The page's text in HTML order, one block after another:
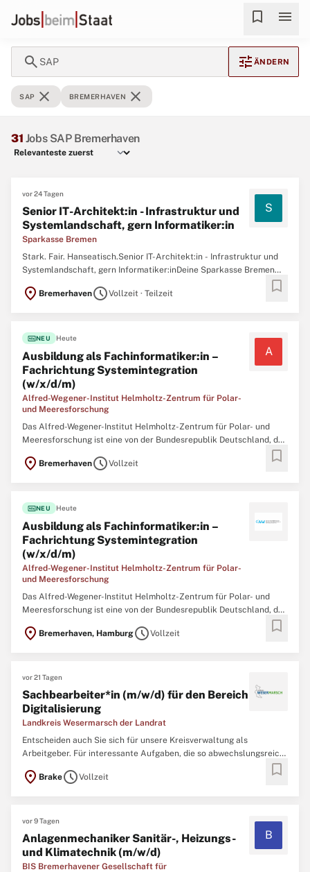
bookmark menu
search SAP tune ÄNDERN
SAP close BREMERHAVEN close
31 Jobs SAP Bremerhaven
vor 24 Tagen
Senior IT-Architekt:in - Infrastruktur und
Systemlandschaft, gern Informatiker:in
Sparkasse Bremen
S
Stark. Fair. Hanseatisch.Senior IT-Architekt:in - Infrastruktur und
Systemlandschaft, gern Informatiker:inDeine Sparkasse Bremen
AGMit einer Bilanzsumme von rund 15,1 Milliarden Euro und 1.289
Mitarbeitenden ist die Sparkasse Bremen eine starke Partnerin der
location_on BremerhavenscheduleVollzeit · Teilzeit bookmark
fiber_newNEU Heute
Ausbildung als Fachinformatiker:in –
Fachrichtung Systemintegration
(w/x/d/m)
Alfred-Wegener-Institut Helmholtz-Zentrum für Polar-
und Meeresforschung
A
Das Alfred-Wegener-Institut Helmholtz-Zentrum für Polar- und
Meeresforschung ist eine von der Bundesrepublik Deutschland, der
Schleswig-Holstein und Niedersachsen getragene
location_on BremerhavenscheduleVollzeit bookmark
fiber_newNEU Heute
Ausbildung als Fachinformatiker:in –
Fachrichtung Systemintegration
(w/x/d/m)
Alfred-Wegener-Institut Helmholtz-Zentrum für Polar-
und Meeresforschung
Das Alfred-Wegener-Institut Helmholtz-Zentrum für Polar- und
Meeresforschung ist eine von der Bundesrepublik Deutschland, der
Schleswig-Holstein und Niedersachsen getragene
location_on Bremerhaven, HamburgscheduleVollzeit bookmark
vor 21 Tagen
Sachbearbeiter*in (m/w/d) für den Bereich
Digitalisierung
Landkreis Wesermarsch der Landrat
Entscheiden auch Sie sich für unsere Kreisverwaltung als
Arbeitgeber. Für interessante Aufgaben, die so abwechslungsreich
sind wie das Leben hier. Engagieren Sie sich für die Menschen aus
der Region und profitieren Sie von attraktiven Rahmenbedingungen
location_on BrakescheduleVollzeit bookmark
vor 9 Tagen
Anlagenmechaniker Sanitär-, Heizungs-
und Klimatechnik (m/w/d)
BIS Bremerhavener Gesellschaft für
B